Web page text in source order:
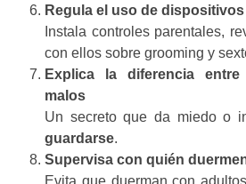
Regula el uso de
Instala controles parentales,
con ellos sobre grooming y
Explica la diferencia
malos
Un secreto que da miedo o
guardarse.
Supervisa con quién